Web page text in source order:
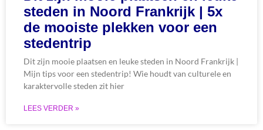
steden in Noord Frankrijk | 5x
de mooiste plekken voor een
stedentrip
Dit zijn mooie plaatsen en leuke steden in Noord Frankrijk |
Mijn tips voor een stedentrip! Wie houdt van culturele en
karaktervolle steden zit hier
LEES VERDER »